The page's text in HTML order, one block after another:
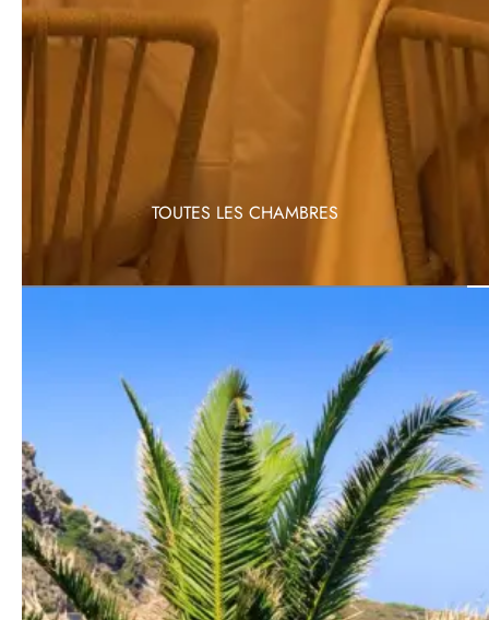
salle de bain privative avec baignoire ou douche,
terrasse ou balcon.
L'établissement dispose également de 2
chambres accessibles aux personnes à mobilité
TOUTES LES CHAMBRES